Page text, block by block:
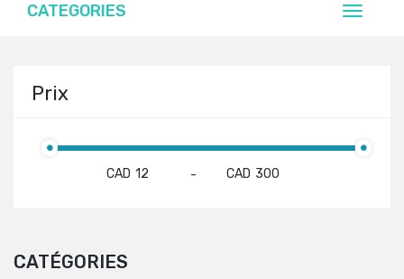
CATEGORIES
Prix
CAD - CAD
CATÉGORIES